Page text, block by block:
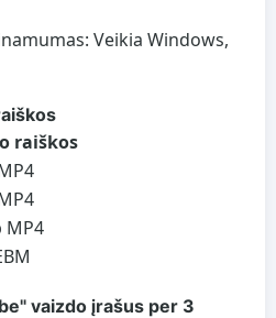
Veikia Windows,
raiškos
MP4
vaizdo įrašus per 3